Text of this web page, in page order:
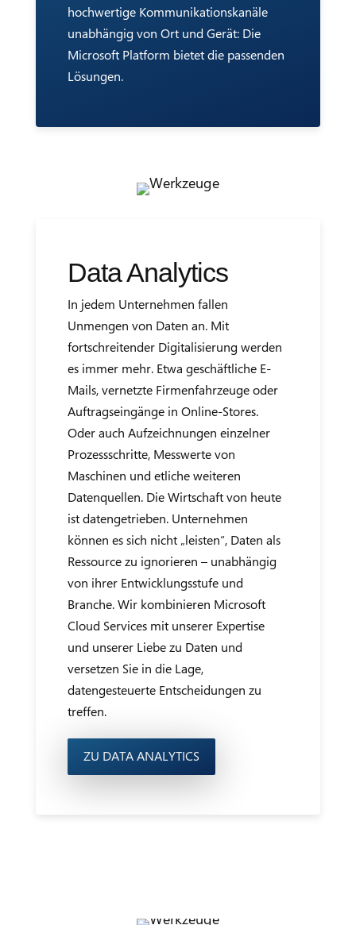
hochwertige Kommunikationskanäle
unabhängig von Ort und Gerät: Die
Microsoft Platform bietet die passenden
Lösungen.
Data Analytics
In jedem Unternehmen fallen
Unmengen von Daten an. Mit
fortschreitender Digitalisierung werden
es immer mehr. Etwa geschäftliche E-
Mails, vernetzte Firmenfahrzeuge oder
Auftragseingänge in Online-Stores.
Oder auch Aufzeichnungen einzelner
Prozessschritte, Messwerte von
Maschinen und etliche weiteren
Datenquellen. Die Wirtschaft von heute
ist datengetrieben. Unternehmen
können es sich nicht „leisten“, Daten als
Ressource zu ignorieren – unabhängig
von ihrer Entwicklungsstufe und
Branche. Wir kombinieren Microsoft
Cloud Services mit unserer Expertise
und unserer Liebe zu Daten und
versetzen Sie in die Lage,
datengesteuerte Entscheidungen zu
treffen.
ZU DATA ANALYTICS